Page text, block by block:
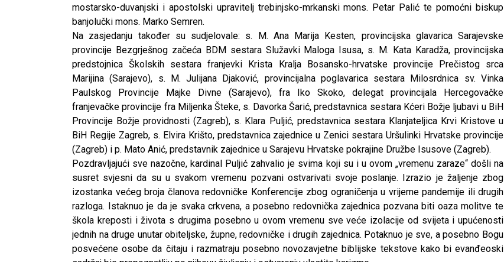
mostarsko-duvanjski i apostolski upravitelj trebinjsko-mrkanski mons. Petar Palić te pomoćni biskup
banjolučki mons. Marko Semren.
Na zasjedanju također su sudjelovale: s. M. Ana Marija Kesten, provincijska glavarica Sarajevske
provincije Bezgrješnog začeća BDM sestara Služavki Maloga Isusa, s. M. Kata Karadža, provincijska
predstojnica Školskih sestara franjevki Krista Kralja Bosansko-hrvatske provincije Prečistog srca
Marijina (Sarajevo), s. M. Julijana Djaković, provincijalna poglavarica sestara Milosrdnica sv. Vinka
Paulskog Provincije Majke Divne (Sarajevo), fra Iko Skoko, delegat provincijala Hercegovačke
franjevačke provincije fra Miljenka Šteke, s. Davorka Šarić, predstavnica sestara Kćeri Božje ljubavi u BiH
Provincije Božje providnosti (Zagreb), s. Klara Puljić, predstavnica sestara Klanjateljica Krvi Kristove u
BiH Regije Zagreb, s. Elvira Krišto, predstavnica zajednice u Zenici sestara Uršulinki Hrvatske provincije
(Zagreb) i p. Mato Anić, predstavnik zajednice u Sarajevu Hrvatske pokrajine Družbe Isusove (Zagreb).
Pozdravljajući sve nazočne, kardinal Puljić zahvalio je svima koji su i u ovom „vremenu zaraze“ došli na
susret svjesni da su u svakom vremenu pozvani ostvarivati svoje poslanje. Izrazio je žaljenje zbog
izostanka većeg broja članova redovničke Konferencije zbog ograničenja u vrijeme pandemije ili drugih
razloga. Istaknuo je da je svaka crkvena, a posebno redovnička zajednica pozvana biti oaza molitve te
škola kreposti i života s drugima posebno u ovom vremenu sve veće izolacije od svijeta i upućenosti
jednih na druge unutar obiteljske, župne, redovničke i drugih zajednica. Potaknuo je sve, a posebno Bogu
posvećene osobe da čitaju i razmatraju posebno novozavjetne biblijske tekstove kako bi evanđeoski